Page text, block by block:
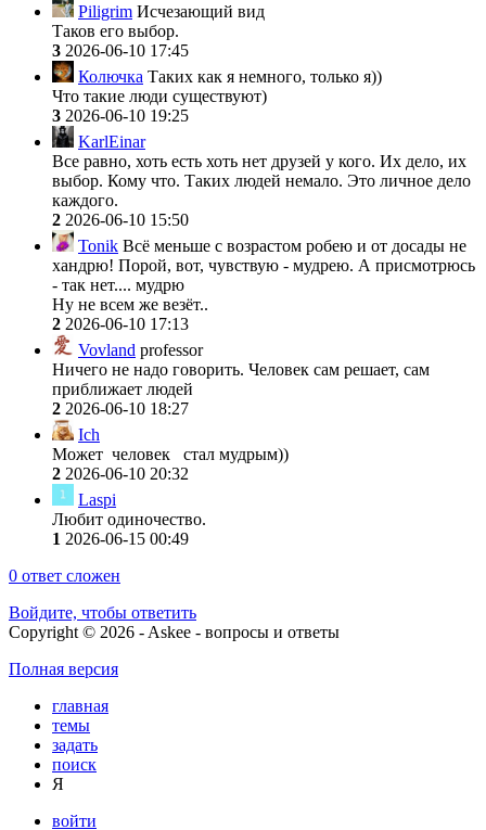
Piligrim Исчезающий вид
Таков его выбор.
3 2026-06-10 17:45
Колючка Таких как я немного, только я))
Что такие люди существуют)
3 2026-06-10 19:25
KarlEinar
Все равно, хоть есть хоть нет друзей у кого. Их дело, их
выбор. Кому что. Таких людей немало. Это личное дело
каждого.
2 2026-06-10 15:50
Tonik Всё меньше с возрастом робею и от досады не
хандрю! Порой, вот, чувствую - мудрею. А присмотрюсь
- так нет.... мудрю
Ну не всем же везёт..
2 2026-06-10 17:13
Vovland professor
Ничего не надо говорить. Человек сам решает, сам
приближает людей
2 2026-06-10 18:27
Ich
Может человек стал мудрым))
2 2026-06-10 20:32
Laspi
Любит одиночество.
1 2026-06-15 00:49
0 ответ сложен
Войдите, чтобы ответить
Copyright © 2026 - Askee - вопросы и ответы
Полная версия
главная
темы
задать
поиск
Я
войти